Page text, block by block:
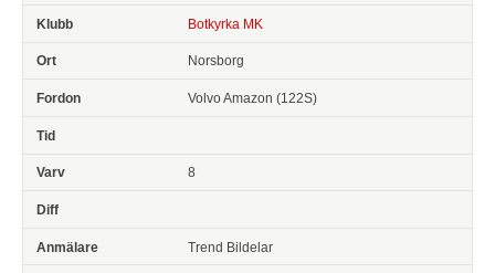
Botkyrka MK
Norsborg
Volvo Amazon (122S)
8
Trend Bildelar